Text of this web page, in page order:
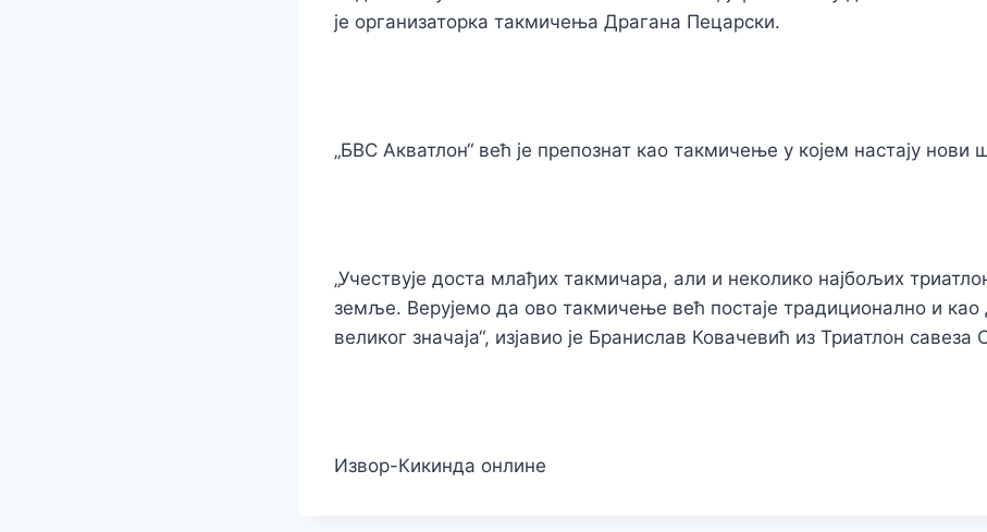
је организаторка такмичења Драгана Пецарски.
„БВС Акватлон“ већ је препознат као такмичење у којем настају нови
„Учествује доста млађих такмичара, али и неколико најбољих
земље. Верујемо да ово такмичење већ постаје традиционално и као
великог значаја“, изјавио је Бранислав Ковачевић из Триатлон савеза
Извор-Кикинда онлине